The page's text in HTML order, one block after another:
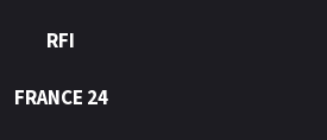
RFI
FRANCE 24